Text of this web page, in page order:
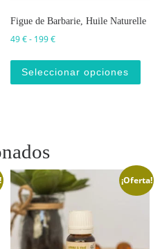
€ hasta 17 €
producto tiene múltiples
Figue de Barbarie, Huile Naturelle
49€- 199€Rango de precios: desde
Seleccionar opciones
¡Oferta!